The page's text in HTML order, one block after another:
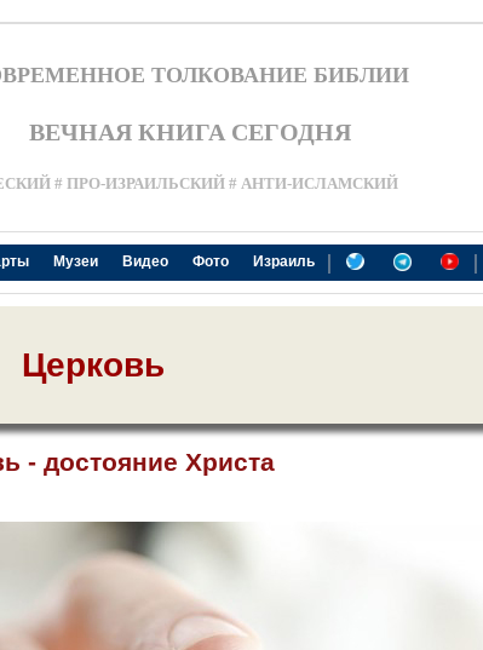
ТОЛКОВАНИЕ БИБЛИИ
ВЕЧНАЯ КНИГА СЕГОДНЯ
# ПРО-ИЗРАИЛЬСКИЙ # АНТИ-ИСЛАМСКИЙ
Музеи Видео Фото Израиль | |
Церковь
- достояние Христа